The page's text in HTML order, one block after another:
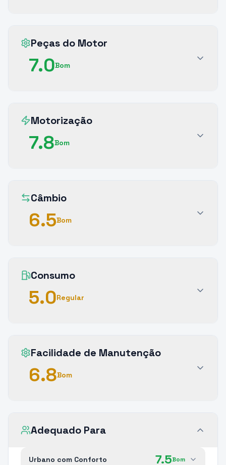
Peças do Motor
7.0Bom
Motorização
7.8Bom
Câmbio
6.5Bom
Consumo
5.0Regular
Facilidade de Manutenção
6.8Bom
Adequado Para
Urbano com Conforto 7.5Bom